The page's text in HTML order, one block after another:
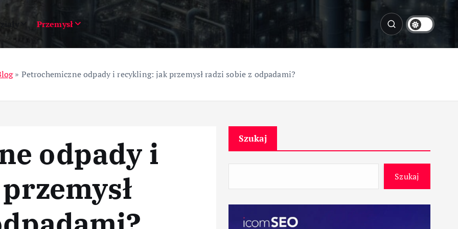
Przemysł
» Petrochemiczne odpady i recykling: jak przemysł radzi sobie z odpadami?
odpady i
Szukaj
Szukaj